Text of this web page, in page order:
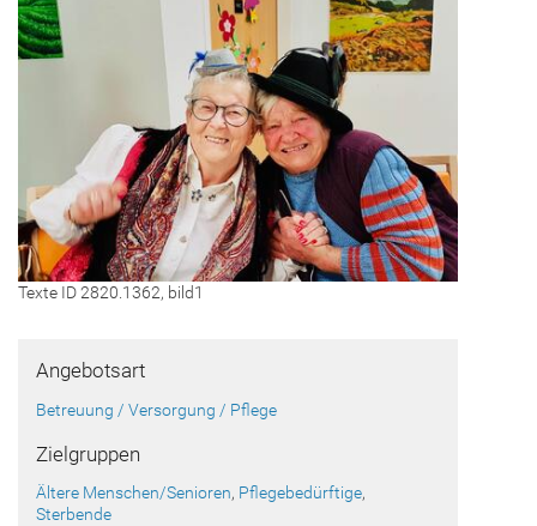
Texte ID 2820.1362, bild1
Angebotsart
Betreuung / Versorgung / Pflege
Zielgruppen
Ältere Menschen/Senioren, Pflegebedürftige,
Sterbende